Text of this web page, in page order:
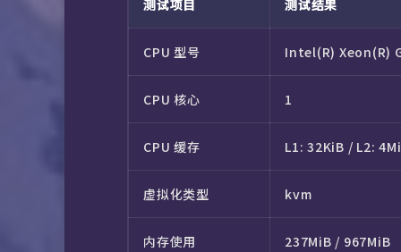
测试项目 测试结果
CPU 型号 Intel(R) Xeon(R)
CPU 核心 1
CPU 缓存 L1: 32KiB / L2:
虚拟化类型 kvm
内存使用 237MiB / 967MiB